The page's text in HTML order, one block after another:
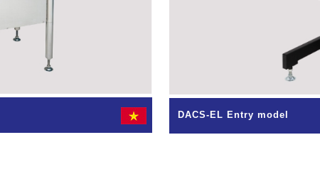
DACS-EL Entry model